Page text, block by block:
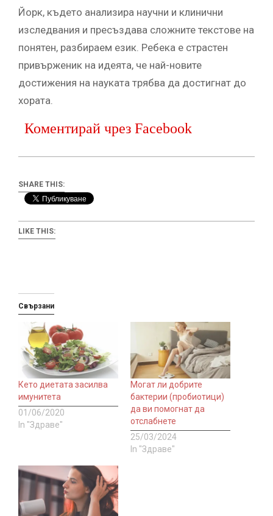
Йорк, където анализира научни и клинични
изследвания и пресъздава сложните текстове на
понятен, разбираем език. Ребека е страстен
привърженик на идеята, че най-новите
достижения на науката трябва да достигнат до
хората.
Коментирай чрез Facebook
SHARE THIS:
LIKE THIS:
Свързани
Кето диетата засилва
имунитета
01/06/2020
In "Здраве"
Могат ли добрите
бактерии (пробиотици)
да ви помогнат да
отслабнете
25/03/2024
In "Здраве"